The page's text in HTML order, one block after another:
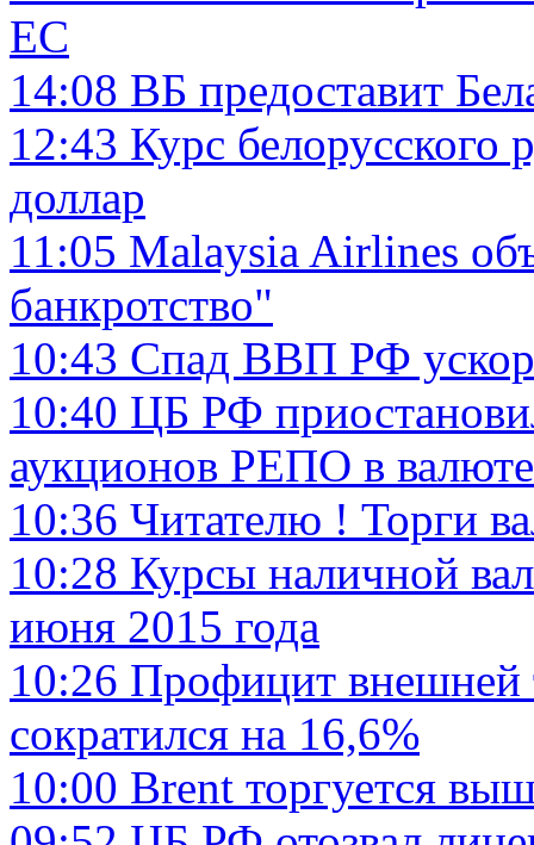
ЕС
14:08 ВБ предоставит
12:43 Курс белорусского
доллар
11:05 Malaysia Airlines
банкротство"
10:43 Спад ВВП РФ
10:40 ЦБ РФ
аукционов РЕПО в валюте
10:36 Читателю ! Торги
10:28 Курсы наличной
июня 2015 года
10:26 Профицит внешней
сократился на 16,6%
10:00 Brent торгуется